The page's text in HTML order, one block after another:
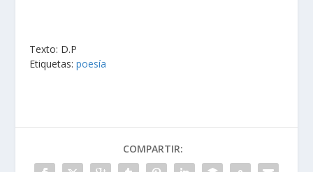
Texto: D.P
Etiquetas:poesía
COMPARTIR: